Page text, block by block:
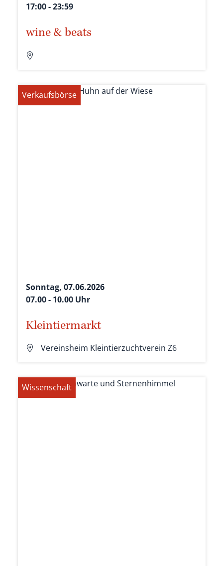
17:00 - 23:59
wine & beats
Verkaufsbörse
Sonntag, 07.06.2026
07.00 - 10.00 Uhr
Kleintiermarkt
Vereinsheim Kleintierzuchtverein Z6
Wissenschaft